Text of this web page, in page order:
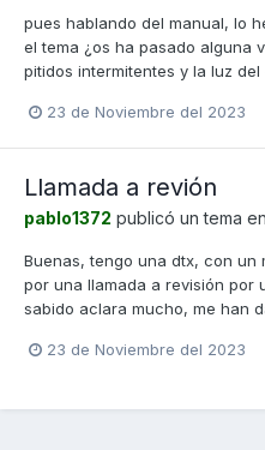
pues hablando del manual, lo
el tema ¿os ha pasado alguna
pitidos intermitentes y la luz
23 de Noviembre del 2023
Llamada a revión
pablo1372 publicó un tema en
Buenas, tengo una dtx, con un
por una llamada a revisión por
sabido aclara mucho, me han
23 de Noviembre del 2023